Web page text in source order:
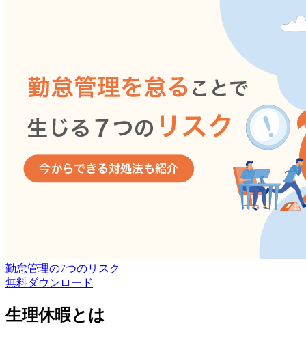
勤怠管理の7つのリスク
無料ダウンロード
生理休暇とは